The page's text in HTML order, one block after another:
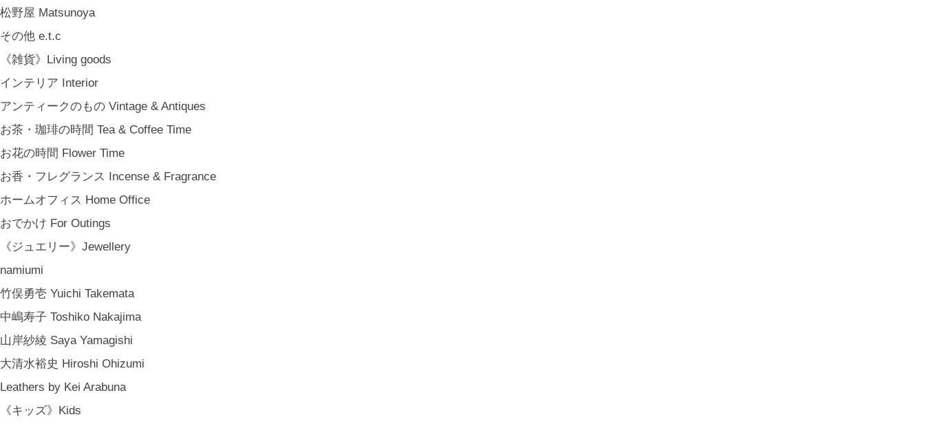
松野屋 Matsunoya
その他 e.t.c
《雑貨》Living goods
インテリア Interior
アンティークのもの Vintage & Antiques
お茶・珈琲の時間 Tea & Coffee Time
お花の時間 Flower Time
お香・フレグランス Incense & Fragrance
ホームオフィス Home Office
おでかけ For Outings
《ジュエリー》Jewellery
namiumi
竹俣勇壱 Yuichi Takemata
中嶋寿子 Toshiko Nakajima
山岸紗綾 Saya Yamagishi
大清水裕史 Hiroshi Ohizumi
Leathers by Kei Arabuna
《キッズ》Kids
《義援金商品》Charity
《輸入品》Imported goods
《ギフト》Gifts
ギフト包装 Gift Wrapping
石川・金沢・北陸土産 Local Souvenirs
ちょっとしたプレゼント Petit Gifts
出産祝い Baby Gifts
内祝い Thank You Gifts
新築祝い Housewarming Gifts
結婚祝い Wedding Gifts
結婚式の引出物 Wedding Favors
誕生日プレゼント Birthday Gifts
クリスマス Chiristmas Gifts
こどもの日 Children's Day
バレンタインデー Valentine's Day
《季節のもの》Seasonal
春 Spring
夏 Summer